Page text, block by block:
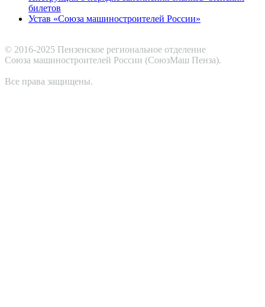
билетов
Устав «Союза машиностроителей России»
© 2016-2025 Пензенское региональное отделение
Cоюза машиностроителей России (СоюзМаш Пенза).
Все права защищены.